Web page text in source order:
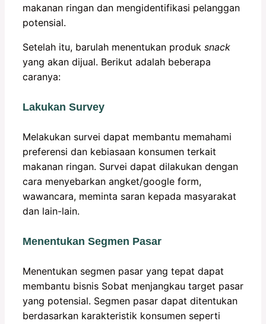
makanan ringan dan mengidentifikasi pelanggan
potensial.
Setelah itu, barulah menentukan produk snack
yang akan dijual. Berikut adalah beberapa
caranya:
Lakukan Survey
Melakukan survei dapat membantu memahami
preferensi dan kebiasaan konsumen terkait
makanan ringan. Survei dapat dilakukan dengan
cara menyebarkan angket/google form,
wawancara, meminta saran kepada masyarakat
dan lain-lain.
Menentukan Segmen Pasar
Menentukan segmen pasar yang tepat dapat
membantu bisnis Sobat menjangkau target pasar
yang potensial. Segmen pasar dapat ditentukan
berdasarkan karakteristik konsumen seperti